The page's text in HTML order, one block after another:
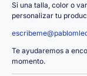
Si una talla, color o
personalizar tu
Te ayudaremos a
momento.